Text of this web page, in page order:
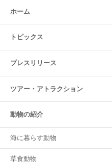
ホーム
トピックス
プレスリリース
ツアー・ アトラクション
動物の紹介
海に暮らす動物
草食動物